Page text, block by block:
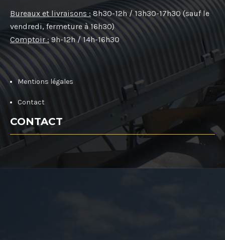
Bureaux et livraisons : 8h30-12h / 13h30-17h30 (sauf le
vendredi, fermeture à 16h30)
Comptoir : 9h-12h / 14h-16h30
Mentions légales
Contact
CONTACT